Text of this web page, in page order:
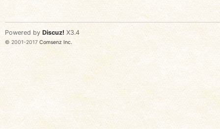
Powered by Discuz! X3.4
© 2001-2017 Comsenz Inc.